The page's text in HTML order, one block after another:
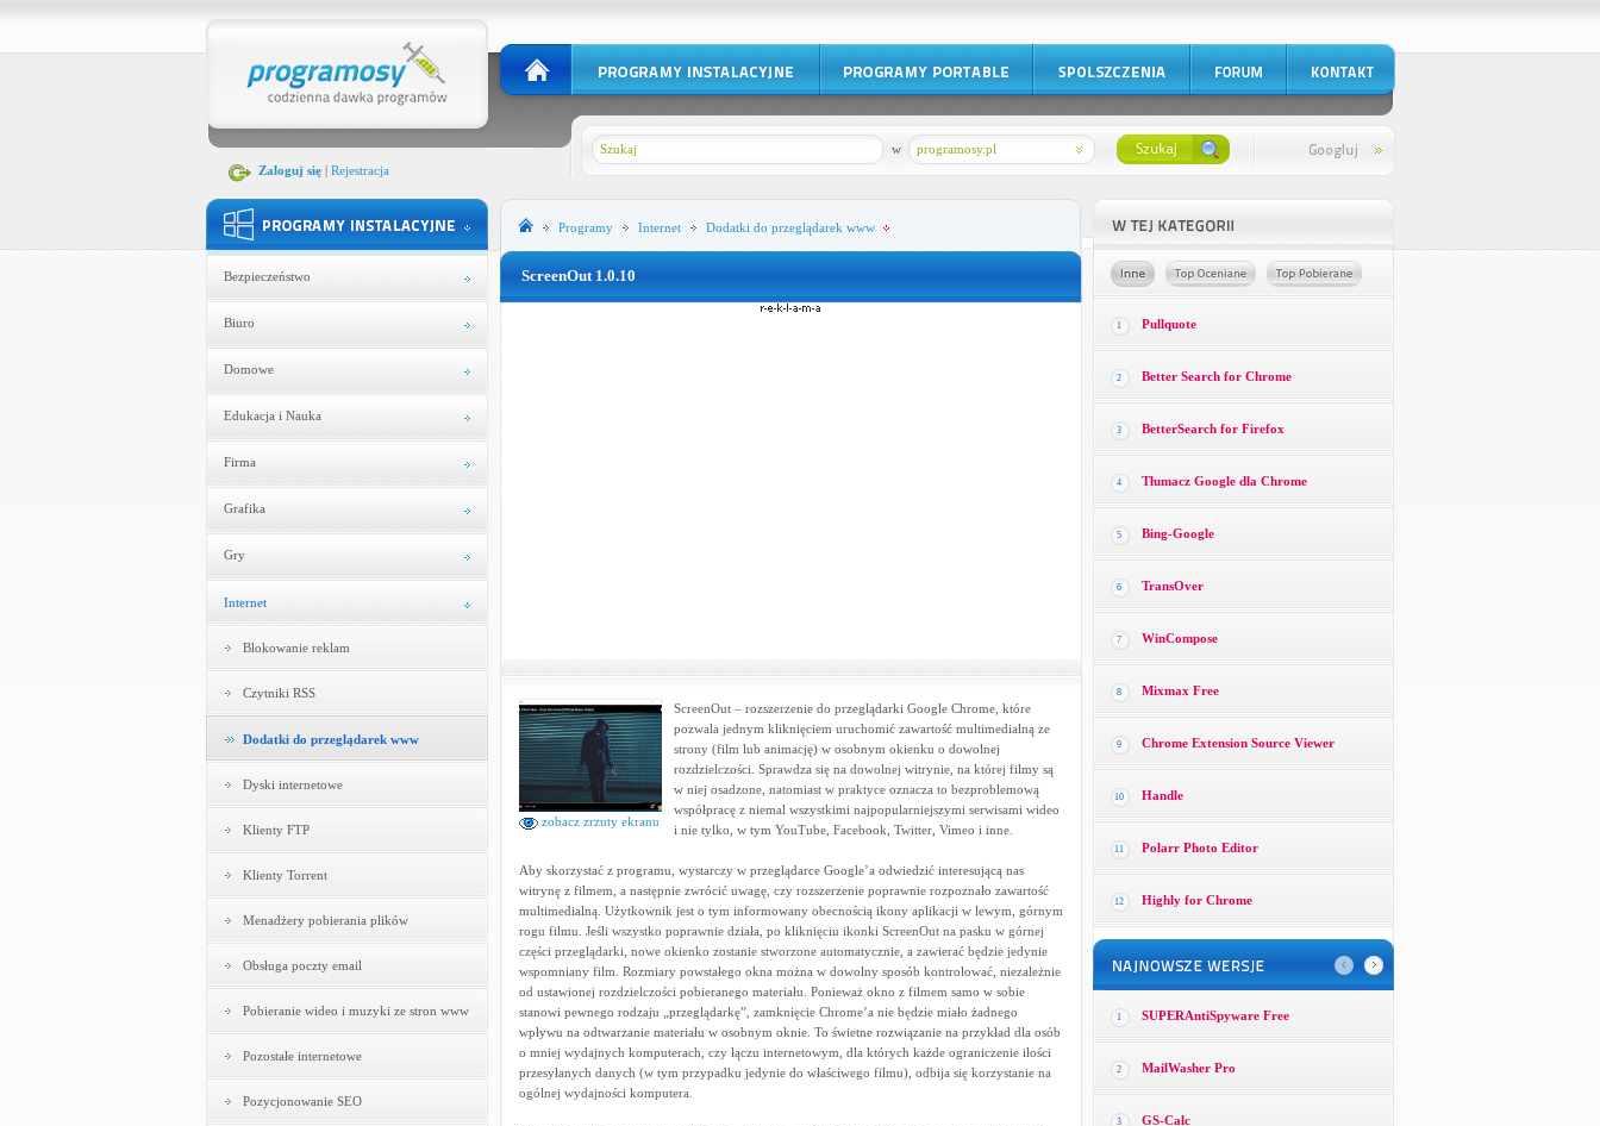
Zaloguj się| Rejestracja
programosy.pl
w
Bezpieczeństwo
Biuro
Domowe
Edukacja i Nauka
Firma
Grafika
Gry
Internet
Blokowanie reklam
Czytniki RSS
Dodatki do przeglądarek www
Dyski internetowe
Klienty FTP
Klienty Torrent
Menadżery pobierania plików
Obsługa poczty email
Pobieranie wideo i muzyki ze stron www
Pozostałe internetowe
Pozycjonowanie SEO
Programy Internet Dodatki do przeglądarek www
ScreenOut 1.0.10
zobacz zrzuty ekranu
ScreenOut – rozszerzenie do przeglądarki Google Chrome, które
pozwala jednym kliknięciem uruchomić zawartość multimedialną ze
strony (film lub animację) w osobnym okienku o dowolnej
rozdzielczości. Sprawdza się na dowolnej witrynie, na której filmy są
w niej osadzone, natomiast w praktyce oznacza to bezproblemową
współpracę z niemal wszystkimi najpopularniejszymi serwisami wideo
i nie tylko, w tym YouTube, Facebook, Twitter, Vimeo i inne.
Aby skorzystać z programu, wystarczy w przeglądarce Google’a odwiedzić interesującą nas
witrynę z filmem, a następnie zwrócić uwagę, czy rozszerzenie poprawnie rozpoznało zawartość
multimedialną. Użytkownik jest o tym informowany obecnością ikony aplikacji w lewym, górnym
rogu filmu. Jeśli wszystko poprawnie działa, po kliknięciu ikonki ScreenOut na pasku w górnej
części przeglądarki, nowe okienko zostanie stworzone automatycznie, a zawierać będzie jedynie
wspomniany film. Rozmiary powstałego okna można w dowolny sposób kontrolować, niezależnie
od ustawionej rozdzielczości pobieranego materiału. Ponieważ okno z filmem samo w sobie
stanowi pewnego rodzaju „przeglądarkę”, zamknięcie Chrome’a nie będzie miało żadnego
wpływu na odtwarzanie materiału w osobnym oknie. To świetne rozwiązanie na przykład dla osób
o mniej wydajnych komputerach, czy łączu internetowym, dla których każde ograniczenie ilości
przesyłanych danych (w tym przypadku jedynie do właściwego filmu), odbija się korzystanie na
ogólnej wydajności komputera.
1 Pullquote
2 Better Search for Chrome
3 BetterSearch for Firefox
4 Tłumacz Google dla Chrome
5 Bing-Google
6 TransOver
7 WinCompose
8 Mixmax Free
9 Chrome Extension Source Viewer
10 Handle
11 Polarr Photo Editor
12 Highly for Chrome
1 SUPERAntiSpyware Free
2 MailWasher Pro
3 GS-Calc